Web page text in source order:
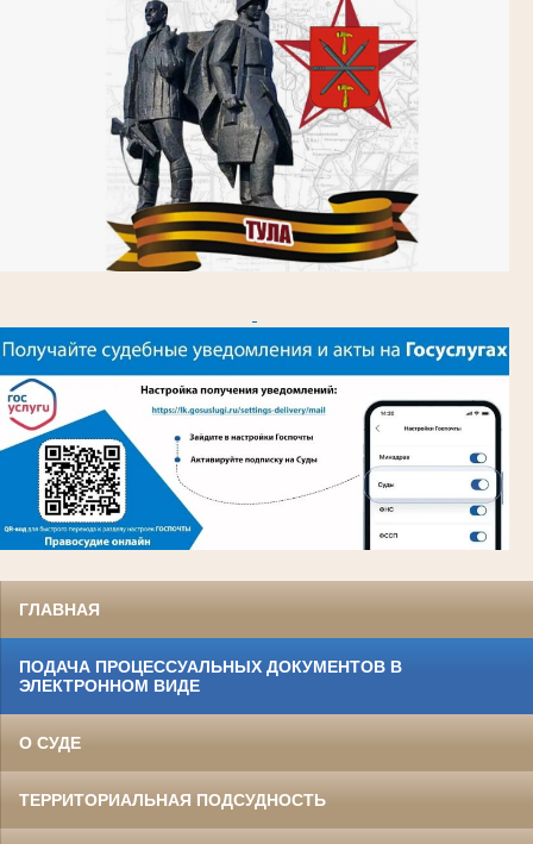
ГЛАВНАЯ
ПОДАЧА ПРОЦЕССУАЛЬНЫХ ДОКУМЕНТОВ В
ЭЛЕКТРОННОМ ВИДЕ
О СУДЕ
ТЕРРИТОРИАЛЬНАЯ ПОДСУДНОСТЬ